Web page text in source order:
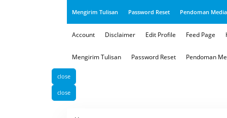
Mengirim Tulisan Password Reset Pendoman
Account Disclaimer Edit Profile Feed Page
Mengirim Tulisan Password Reset Pendoman
close
close